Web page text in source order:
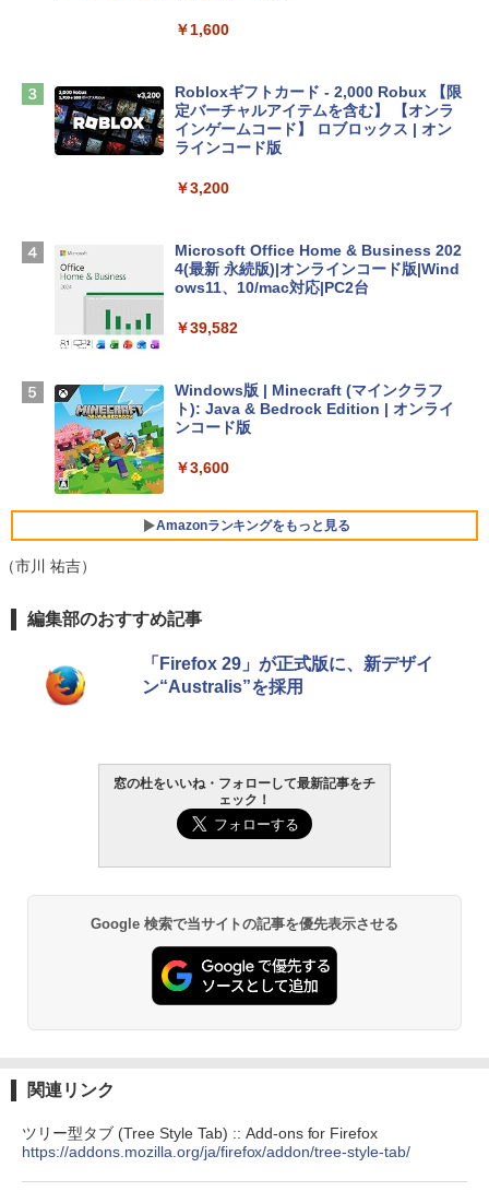
Apple 2026 MacBook Air M5チップ搭載
13インチノートブック：AIとApple Intell
igence、13.6インチLiquid Retinaディ
TB SSDストレージ、12MPセンターフレ
￥278,800
【Amazon.co.jp限定】 HP ノートパソコ
￥129,800
FMV ノートパソコン WE1-K3 (MS 365 P
VWK3E15W_AZ
￥1,600
Robloxギフトカード - 2,000 Robux 【限
定バーチャルアイテムを含む】 【オンラ
インゲームコード】 ロブロックス | オン
ラインコード版
￥3,200
Microsoft Office Home & Business 202
4(最新 永続版)|オンラインコード版|Wind
ows11、10/mac対応|PC2台
￥39,582
Windows版 | Minecraft (マインクラフ
ト): Java & Bedrock Edition | オンライ
ンコード版
￥3,600
Amazonランキングをもっと見る
生成AIパスポート公式テキスト 第４版
￥1,766
bデザイン入門講座［第2版］
￥1,292
ClaudeCode いちばんやさしい 教科書:
方 マニュアル AI副業にもコンテンツ作成
にもKindle出版にも！ 非エンジニアのた
めのAIコーディング入門シリーズ
￥99
￥480
Amazon Kindle - 目に優しい、かさばら
続バッテリー、6インチディスプレイ電子
書籍リーダー、マッチャ、16GB、広告な
し
Kindle Paperwhite シグニチャーエディ
ション (32GB) 7インチディスプレイ、明
るさ自動調整、色調調節ライト、12週間
ブラック
Amazon Kindle Paperwhite (16GB) 7イ
ンチディスプレイ、色調調節ライト、12
週間持続バッテリー、広告なし、ブラッ
Amazon Kindle Colorsoft | 16GBストレ
ージ、防水、7インチカラーディスプレ
イ、色調調節ライト、最大8週間持続バッ
テリー、広告無し、ブラック (2025年発
（市川 祐吉）
編集部のおすすめ記事
「Firefox 29」が正式版に、新デザイ
ン“Australis”を採用
窓の杜をいいね・フォローして最新記事をチ
ェック！
Google 検索で当サイトの記事を優先表示させる
関連リンク
ツリー型タブ (Tree Style Tab) :: Add-ons for Firefox
https://addons.mozilla.org/ja/firefox/addon/tree-style-tab/